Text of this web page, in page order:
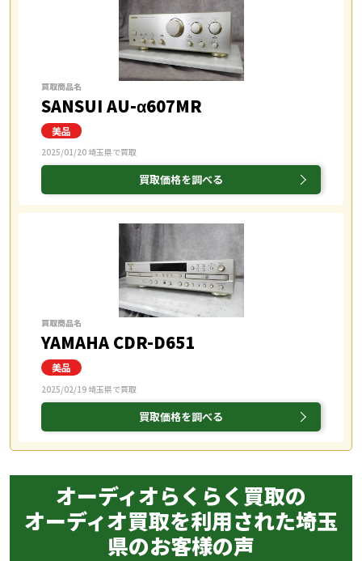
買取商品名
SANSUI AU-α607MR
2025/01/20 埼玉県で買取
買取価格を調べる
買取商品名
YAMAHA CDR-D651
2025/02/19 埼玉県で買取
買取価格を調べる
オーディオらくらく買取の
オーディオ買取を利用された埼玉
県のお客様の声